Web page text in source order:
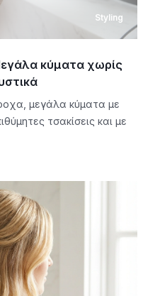
Styling
κύματα χωρίς
μεγάλα κύματα με
τσακίσεις και με